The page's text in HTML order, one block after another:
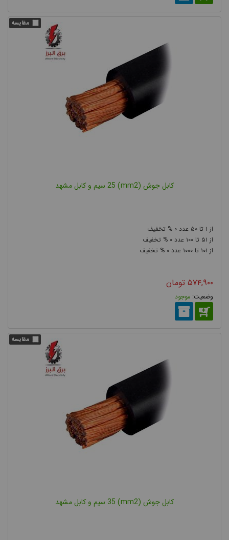
کابل جوش (mm2) 25 سیم و کابل مشهد
۱ ۵۰
۰
۵۱
۱۰۰
۰
۱۰۱
۱۰۰۰ ۰
۵۷۴,۹۰۰ تومان
موجود
کابل جوش (mm2) 35 سیم و کابل مشهد